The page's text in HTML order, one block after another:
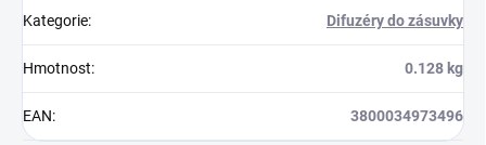
Kategorie: Difuzéry do zásuvky
Hmotnost: 0.128 kg
EAN: 3800034973496